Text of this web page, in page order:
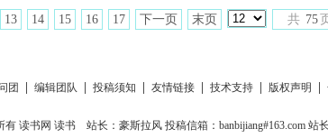
13 14 15 16 17 下一页 末页 共 75
团 编辑团队 投稿须知 友情链接 技术支持 版权声明
有 读书网 读书 站长：豪斯拉风 投稿信箱：banbijiang#163.com 站